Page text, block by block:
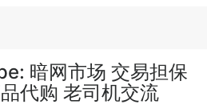
暗网市场 交易担保
代购 老司机交流